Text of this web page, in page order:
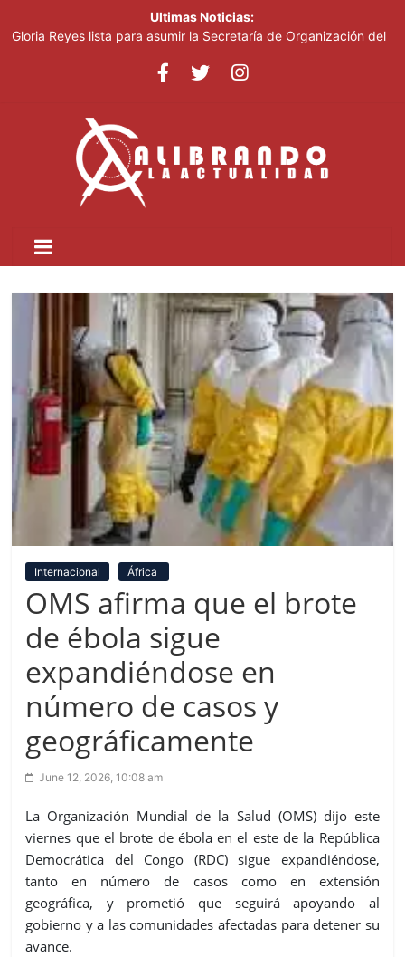
Ultimas Noticias:
Gloria Reyes lista para asumir la Secretaría de Organización del
Efemérides Patrias y el Instituto Duartiano en reunión solemne
Agente de la DIGESETT identifica a mujer reportada como
desaparecida tras encontrarla desorientada
Banreservas obtiene siete galardones en los Effie Awards
República Dominicana 2026
Internacional África
OMS afirma que el brote
de ébola sigue
expandiéndose en
número de casos y
geográficamente
June 12, 2026, 10:08 am
La Organización Mundial de la Salud (OMS) dijo este
viernes que el brote de ébola en el este de la República
Democrática del Congo (RDC) sigue expandiéndose,
tanto en número de casos como en extensión
geográfica, y prometió que seguirá apoyando al
gobierno y a las comunidades afectadas para detener su
avance.